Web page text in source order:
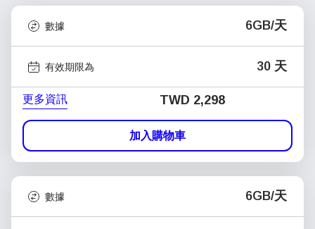
數據 6GB/天
有效期限為 30 天
更多資訊 TWD 2,298
加入購物車
數據 6GB/天